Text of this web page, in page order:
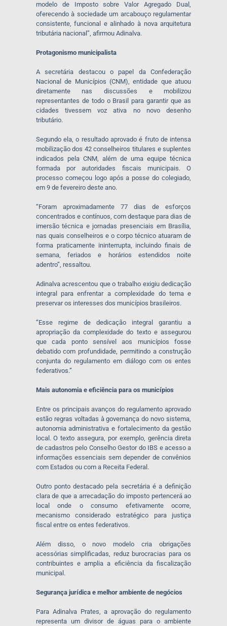
modelo de Imposto sobre Valor Agregado Dual,
oferecendo à sociedade um arcabouço regulamentar
consistente, funcional e alinhado à nova arquitetura
tributária nacional”, afirmou Adinalva.
Protagonismo municipalista
A secretária destacou o papel da Confederação
Nacional de Municípios (CNM), entidade que atuou
diretamente nas discussões e mobilizou
representantes de todo o Brasil para garantir que as
cidades tivessem voz ativa no novo desenho
tributário.
Segundo ela, o resultado aprovado é fruto de intensa
mobilização dos 42 conselheiros titulares e suplentes
indicados pela CNM, além de uma equipe técnica
formada por autoridades fiscais municipais. O
processo começou logo após a posse do colegiado,
em 9 de fevereiro deste ano.
“Foram aproximadamente 77 dias de esforços
concentrados e contínuos, com destaque para dias de
imersão técnica e jornadas presenciais em Brasília,
nas quais conselheiros e o corpo técnico atuaram de
forma praticamente ininterrupta, incluindo finais de
semana, feriados e horários estendidos noite
adentro”, ressaltou.
Adinalva acrescentou que o trabalho exigiu dedicação
integral para enfrentar a complexidade do tema e
preservar os interesses dos municípios brasileiros.
“Esse regime de dedicação integral garantiu a
apropriação da complexidade do texto e assegurou
que cada ponto sensível aos municípios fosse
debatido com profundidade, permitindo a construção
conjunta do regulamento em diálogo com os entes
federativos.”
Mais autonomia e eficiência para os municípios
Entre os principais avanços do regulamento aprovado
estão regras voltadas à governança do novo sistema,
autonomia administrativa e fortalecimento da gestão
local. O texto assegura, por exemplo, gerência direta
de cadastros pelo Conselho Gestor do IBS e acesso a
informações essenciais sem depender de convênios
com Estados ou com a Receita Federal.
Outro ponto destacado pela secretária é a definição
clara de que a arrecadação do imposto pertencerá ao
local onde o consumo efetivamente ocorre,
mecanismo considerado estratégico para justiça
fiscal entre os entes federativos.
Além disso, o novo modelo cria obrigações
acessórias simplificadas, reduz burocracias para os
contribuintes e amplia a eficiência da fiscalização
municipal.
Segurança jurídica e melhor ambiente de negócios
Para Adinalva Prates, a aprovação do regulamento
representa um divisor de águas para o ambiente